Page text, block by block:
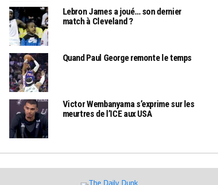
Lebron James a joué… son dernier
match à Cleveland ?
Quand Paul George remonte le temps
Victor Wembanyama s’exprime sur les
meurtres de l’ICE aux USA